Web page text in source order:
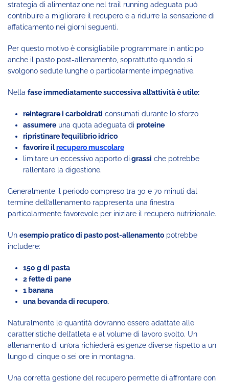
strategia di alimentazione nel trail running adeguata può
contribuire a migliorare il recupero e a ridurre la sensazione di
affaticamento nei giorni seguenti.
Per questo motivo è consigliabile programmare in anticipo
anche il pasto post-allenamento, soprattutto quando si
svolgono sedute lunghe o particolarmente impegnative.
Nella fase immediatamente successiva all’attività è utile:
reintegrare i carboidrati consumati durante lo sforzo
assumere una quota adeguata di proteine
ripristinare l’equilibrio idrico
favorire ilrecupero muscolare
limitare un eccessivo apporto di grassi che potrebbe
rallentare la digestione.
Generalmente il periodo compreso tra 30 e 70 minuti dal
termine dell’allenamento rappresenta una finestra
particolarmente favorevole per iniziare il recupero nutrizionale.
Un esempio pratico di pasto post-allenamento potrebbe
includere:
150 g di pasta
2 fette di pane
1 banana
una bevanda di recupero.
Naturalmente le quantità dovranno essere adattate alle
caratteristiche dell’atleta e al volume di lavoro svolto. Un
allenamento di un’ora richiederà esigenze diverse rispetto a un
lungo di cinque o sei ore in montagna.
Una corretta gestione del recupero permette di affrontare con